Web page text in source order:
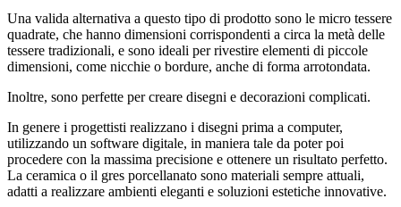
Una valida alternativa a questo tipo di prodotto sono le micro tessere
quadrate, che hanno dimensioni corrispondenti a circa la metà delle
tessere tradizionali, e sono ideali per rivestire elementi di piccole
dimensioni, come nicchie o bordure, anche di forma arrotondata.
Inoltre, sono perfette per creare disegni e decorazioni complicati.
In genere i progettisti realizzano i disegni prima a computer,
utilizzando un software digitale, in maniera tale da poter poi
procedere con la massima precisione e ottenere un risultato perfetto.
La ceramica o il gres porcellanato sono materiali sempre attuali,
adatti a realizzare ambienti eleganti e soluzioni estetiche innovative.